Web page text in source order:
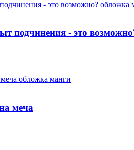
подчинения - это
меча